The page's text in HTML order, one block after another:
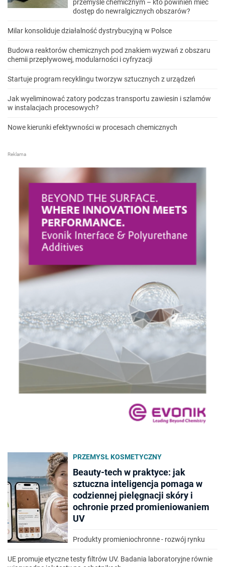
przemyśle chemicznym – kto powinien mieć
dostęp do newralgicznych obszarów?
Milar konsoliduje działalność dystrybucyjną w Polsce
Budowa reaktorów chemicznych pod znakiem wyzwań z obszaru
chemii przepływowej, modularności i cyfryzacji
Startuje program recyklingu tworzyw sztucznych z urządzeń
Jak wyeliminować zatory podczas transportu zawiesin i szlamów
w instalacjach procesowych?
Nowe kierunki efektywności w procesach chemicznych
PRZEMYSŁ KOSMETYCZNY
Beauty-tech w praktyce: jak
sztuczna inteligencja pomaga w
codziennej pielęgnacji skóry i
ochronie przed promieniowaniem
UV
Produkty promieniochronne - rozwój rynku
UE promuje etyczne testy filtrów UV. Badania laboratoryjne równie